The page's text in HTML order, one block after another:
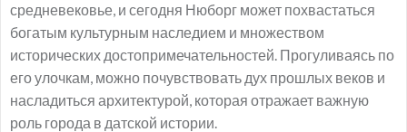
средневековье, и сегодня Нюборг может похвастаться
богатым культурным наследием и множеством
исторических достопримечательностей. Прогуливаясь по
его улочкам, можно почувствовать дух прошлых веков и
насладиться архитектурой, которая отражает важную
роль города в датской истории.